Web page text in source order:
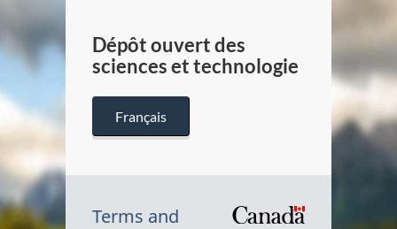
Dépôt ouvert des
sciences et technologie
Français
Terms and